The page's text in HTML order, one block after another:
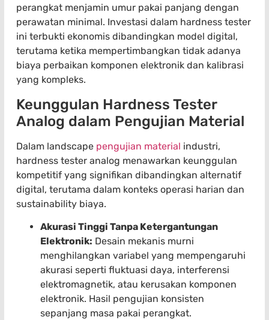
perangkat menjamin umur pakai panjang dengan
perawatan minimal. Investasi dalam hardness tester
ini terbukti ekonomis dibandingkan model digital,
terutama ketika mempertimbangkan tidak adanya
biaya perbaikan komponen elektronik dan kalibrasi
yang kompleks.
Keunggulan Hardness Tester
Analog dalam Pengujian Material
Dalam landscape pengujian material industri,
hardness tester analog menawarkan keunggulan
kompetitif yang signifikan dibandingkan alternatif
digital, terutama dalam konteks operasi harian dan
sustainability biaya.
Akurasi Tinggi Tanpa Ketergantungan
Elektronik: Desain mekanis murni
menghilangkan variabel yang mempengaruhi
akurasi seperti fluktuasi daya, interferensi
elektromagnetik, atau kerusakan komponen
elektronik. Hasil pengujian konsisten
sepanjang masa pakai perangkat.